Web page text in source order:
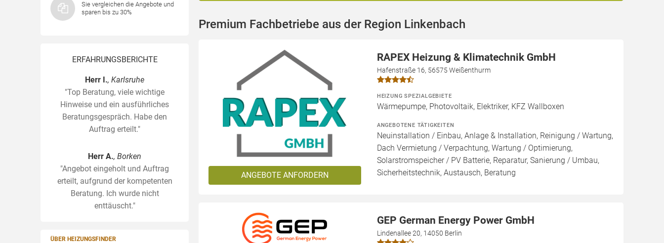
Sie vergleichen die Angebote und
sparen bis zu 30%
ERFAHRUNGSBERICHTE
Herr I., Karlsruhe
"Top Beratung, viele wichtige
Hinweise und ein ausführliches
Beratungsgespräch. Habe den
Auftrag erteilt."
Herr A., Borken
"Angebot eingeholt und Auftrag
erteilt, aufgrund der kompetenten
Beratung. Ich wurde nicht
enttäuscht."
ÜBER HEIZUNGSFINDER
Premium Fachbetriebe aus der Region Linkenbach
ANGEBOTE ANFORDERN
RAPEX Heizung & Klimatechnik GmbH
Hafenstraße 16, 56575 Weißenthurm
HEIZUNG SPEZIALGEBIETE
Wärmepumpe, Photovoltaik, Elektriker, KFZ Wallboxen
ANGEBOTENE TÄTIGKEITEN
Neuinstallation / Einbau, Anlage & Installation, Reinigung / Wartung,
Dach Vermietung / Verpachtung, Wartung / Optimierung,
Solarstromspeicher / PV Batterie, Reparatur, Sanierung / Umbau,
Sicherheitstechnik, Austausch, Beratung
GEP German Energy Power GmbH
Lindenallee 20, 14050 Berlin